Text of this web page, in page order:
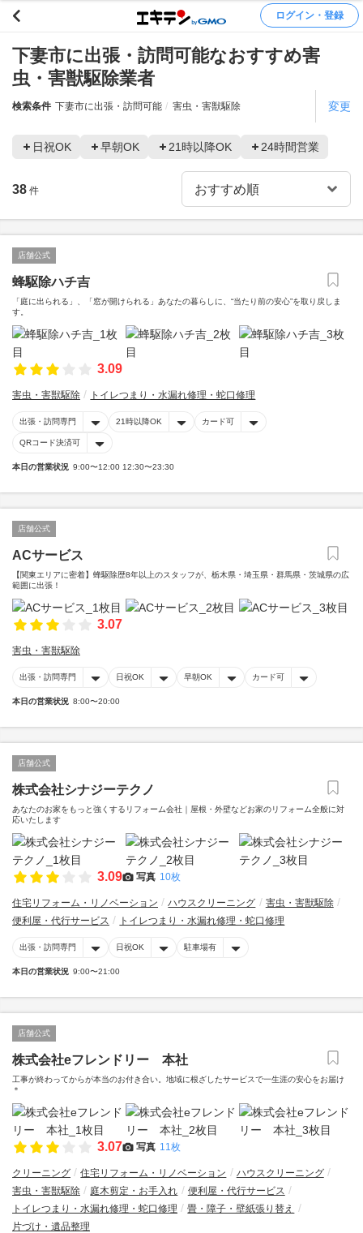
ログイン・登録
下妻市に出張・訪問可能なおすすめ害
虫・害獣駆除業者
検索条件 下妻市に出張・訪問可能 害虫・害獣駆除 変更
日祝OK 早朝OK 21時以降OK 24時間営業
38 件
店舗公式
蜂駆除ハチ吉
「庭に出られる」、「窓が開けられる」あなたの暮らしに、“当たり前の安心”を取り戻しま
す。
3.09
害虫・害獣駆除 トイレつまり・水漏れ修理・蛇口修理
出張・訪問専門 21時以降OK カード可
QRコード決済可
本日の営業状況 9:00〜12:00 12:30〜23:30
店舗公式
ACサービス
【関東エリアに密着】蜂駆除歴8年以上のスタッフが、栃木県・埼玉県・群馬県・茨城県の広
範囲に出張！
3.07
害虫・害獣駆除
出張・訪問専門 日祝OK 早朝OK カード可
本日の営業状況 8:00〜20:00
店舗公式
株式会社シナジーテクノ
あなたのお家をもっと強くするリフォーム会社｜屋根・外壁などお家のリフォーム全般に対
応いたします
3.09 写真 10枚
住宅リフォーム・リノベーション ハウスクリーニング
害虫・害獣駆除
便利屋・代行サービス
トイレつまり・水漏れ修理・蛇口修理
出張・訪問専門 日祝OK 駐車場有
本日の営業状況 9:00〜21:00
店舗公式
株式会社eフレンドリー 本社
工事が終わってからが本当のお付き合い。地域に根ざしたサービスで一生涯の安心をお届け
＊
3.07 写真 11枚
クリーニング 住宅リフォーム・リノベーション
ハウスクリーニング
害虫・害獣駆除
庭木剪定・お手入れ
便利屋・代行サービス
トイレつまり・水漏れ修理・蛇口修理
畳・障子・壁紙張り替え
片づけ・遺品整理